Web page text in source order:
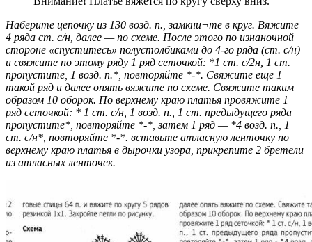
Наберите цепочку из 130 возд. п., замкни¬те в круг. Вяжите
4 ряда ст. с/н, далее — по схеме. После этого по изнаночной
стороне «спуститесь» полустолбиками до 4-го ряда (ст. с/н)
и свяжите по этому ряду 1 ряд сеточкой: *1 ст. с/2н, 1 ст.
пропустите, 1 возд. п.*, повторяйте *-*. Свяжите еще 1
такой ряд и далее опять вяжите по схеме. Свяжите таким
образом 10 оборок. По верхнему краю платья провяжите 1
ряд сеточкой: * 1 ст. с/н, 1 возд. п., 1 ст. предыдущего ряда
пропустите*, повторяйте *-*, затем 1 ряд — *4 возд. п., 1
ст. с/н*, повторяйте *-*. вставьте атласную ленточку по
верхнему краю платья в дырочки узора, прикрепите 2 бретели
из атласных ленточек.